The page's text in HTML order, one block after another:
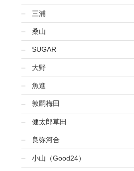
三浦
桑山
SUGAR
大野
魚進
敦嗣梅田
健太郎草田
良弥河合
小山（Good24）